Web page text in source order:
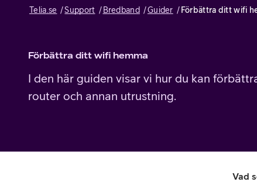
iPhone
Alla mobiltelefoner
Billiga mobiltelefoner
Alla
Telia.se Support Bredband Guider Förbättra ditt wifi
Förbättra ditt wifi hemma
I den här guiden visar vi hur du kan
router och annan utrustning.
Vad